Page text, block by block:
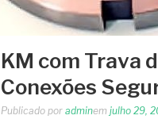
KM com Trava
Conexões
Publicado por adminem julho 29,